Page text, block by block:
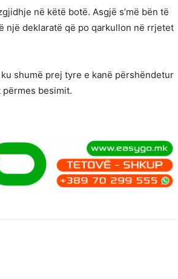
në këtë botë. Asgjë s’më bën të
një deklaratë që po qarkullon në rrjetet
shumë prej tyre e kanë përshëndetur
besimit.